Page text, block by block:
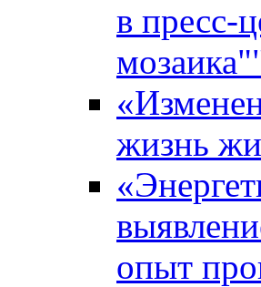
в пресс-
жизнь
опыт